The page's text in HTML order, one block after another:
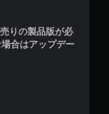
りの製品版が必
合はアップデー